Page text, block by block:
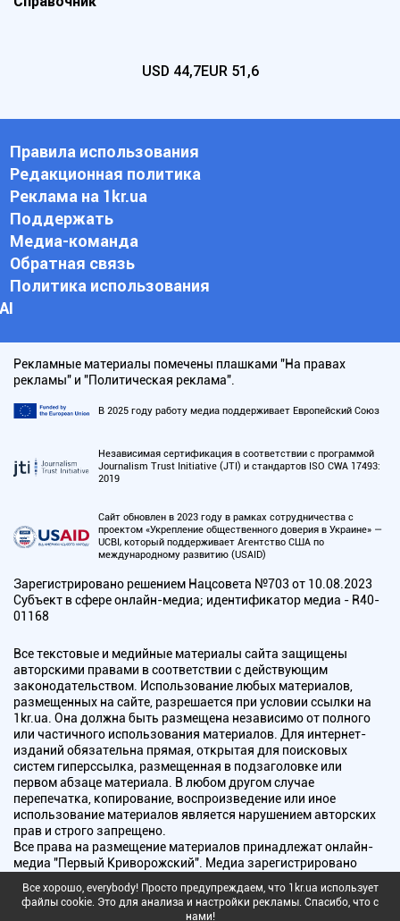
USD 44,7EUR 51,6
Правила использования
Редакционная политика
Реклама на 1kr.ua
Поддержать
Медиа-команда
Обратная связь
Политика использования
АI
Рекламные материалы помечены плашками "На правах
рекламы" и "Политическая реклама".
В 2025 году работу медиа поддерживает Европейский Союз
Независимая сертификация в соответствии с программой
Journalism Trust Initiative (JTI) и стандартов ISO CWA 17493:
2019
Сайт обновлен в 2023 году в рамках сотрудничества с
проектом «Укрепление общественного доверия в Украине» —
UCBI, который поддерживает Агентство США по
международному развитию (USAID)
Зарегистрировано решением Нацсовета №703 от 10.08.2023
Субъект в сфере онлайн-медиа; идентификатор медиа - R40-
01168
Все текстовые и медийные материалы сайта защищены
авторскими правами в соответствии с действующим
законодательством. Использование любых материалов,
размещенных на сайте, разрешается при условии ссылки на
1kr.ua. Она должна быть размещена независимо от полного
или частичного использования материалов. Для интернет-
изданий обязательна прямая, открытая для поисковых
систем гиперссылка, размещенная в подзаголовке или
первом абзаце материала. В любом другом случае
перепечатка, копирование, воспроизведение или иное
использование материалов является нарушением авторских
прав и строго запрещено.
Все права на размещение материалов принадлежат онлайн-
медиа "Первый Криворожский". Медиа зарегистрировано
радиовещания.
Все хорошо, everybody! Просто предупреждаем, что 1kr.ua использует
файлы cookie. Это для анализа и настройки рекламы. Спасибо, что с
нами!